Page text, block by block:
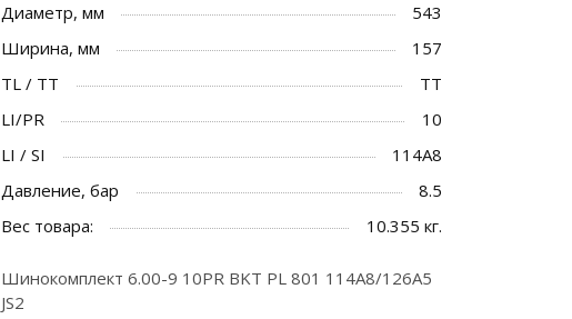
Диаметр, мм
543
Ширина, мм
157
TL / TT
TT
LI/PR
10
LI / SI
114A8
Давление, бар
8.5
Вес товара:
10.355 кг.
Шинокомплект 6.00-9 10PR BKT PL 801 114A8/126A5
JS2